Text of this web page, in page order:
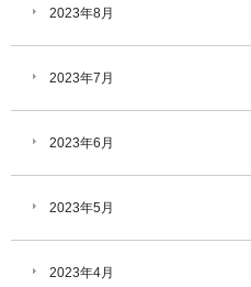
2023年8月
2023年7月
2023年6月
2023年5月
2023年4月